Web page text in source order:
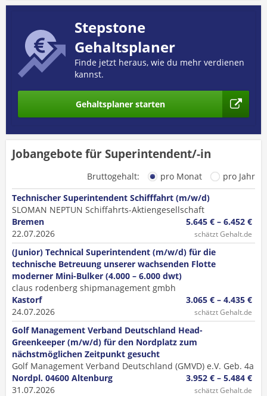
Stepstone
Gehaltsplaner
Finde jetzt heraus, wie du mehr verdienen
kannst.
Gehaltsplaner starten
Jobangebote für Superintendent/-in
Bruttogehalt: pro Monat
pro Jahr
Technischer Superintendent Schifffahrt (m/w/d)
SLOMAN NEPTUN Schiffahrts-Aktiengesellschaft
Bremen
22.07.2026
5.645 € – 6.452 €
schätzt Gehalt.de
(Junior) Technical Superintendent (m/w/d) für die
technische Betreuung unserer wachsenden Flotte
moderner Mini-Bulker (4.000 – 6.000 dwt)
claus rodenberg shipmanagement gmbh
Kastorf
24.07.2026
3.065 € – 4.435 €
schätzt Gehalt.de
Golf Management Verband Deutschland Head-
Greenkeeper (m/w/d) für den Nordplatz zum
nächstmöglichen Zeitpunkt gesucht
Golf Management Verband Deutschland (GMVD) e.V. Geb. 4a
Nordpl. 04600 Altenburg
31.07.2026
3.952 € – 5.484 €
schätzt Gehalt.de